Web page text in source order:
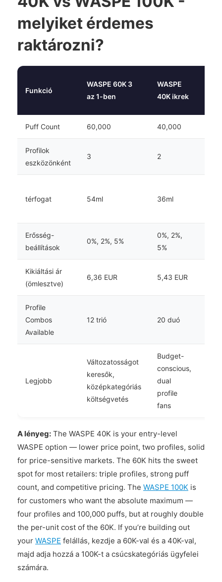
melyiket érdemes
raktározni?
Funkció
WASPE 60K 3
az 1-ben
WASPE
40K ikrek
Puff Count 60,000 40,000
Profilok
eszközönként
3 2
térfogat 54ml 36ml
Erősség-
beállítások
0%, 2%, 5%
0%, 2%,
5%
Kikiáltási ár
(ömlesztve)
6,36 EUR 5,43 EUR
Profile
Combos
Available
12 trió 20 duó
Legjobb
Változatosságot
keresők,
középkategóriás
költségvetés
Budget-
conscious,
dual
profile
fans
A lényeg: The WASPE 40K is your entry-level
WASPE option — lower price point, two profiles, solid
for price-sensitive markets. The 60K hits the sweet
spot for most retailers: triple profiles, strong puff
count, and competitive pricing. The WASPE 100K is
for customers who want the absolute maximum —
four profiles and 100,000 puffs, but at roughly double
the per-unit cost of the 60K. If you’re building out
your WASPE felállás, kezdje a 60K-val és a 40K-val,
majd adja hozzá a 100K-t a csúcskategóriás ügyfelei
számára.